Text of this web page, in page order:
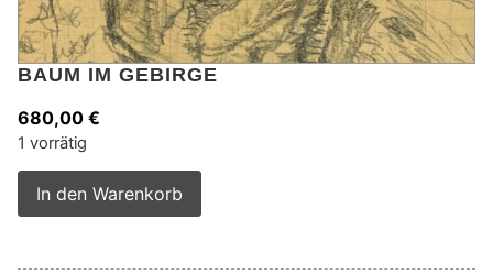
BAUM IM GEBIRGE
680,00 €
1 vorrätig
In den Warenkorb